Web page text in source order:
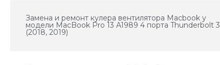
Замена и ремонт кулера вентилятора Macbook у
модели MacBook Pro 13 A1989 4 порта Thunderbolt 3
(2018, 2019)